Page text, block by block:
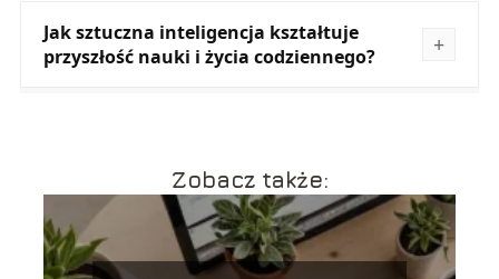
Jak sztuczna inteligencja kształtuje
przyszłość nauki i życia codziennego?
Zobacz także: